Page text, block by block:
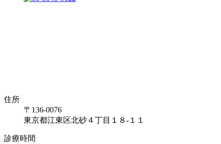
住所
〒136-0076
東京都江東区北砂４丁目１８-１１
診療時間